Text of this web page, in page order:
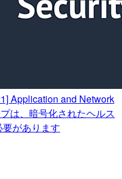
Application and Network
は、暗号化されたヘルス
があります